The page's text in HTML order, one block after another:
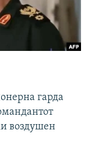
гарда
воздушен